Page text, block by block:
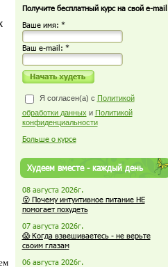
Получите бесплатный курс на свой e-mail
Ваше имя: *
Ваш е-mail: *
Я согласен(а) с Политикой
обработки данных и Политикой
конфиденциальности
Больше о курсе
Худеем вместе - каждый день
08 августа 2026г.
😮 Почему интуитивное питание НЕ
помогает похудеть
07 августа 2026г.
😱 Когда взвешиваетесь - не верьте
своим глазам
06 августа 2026г.